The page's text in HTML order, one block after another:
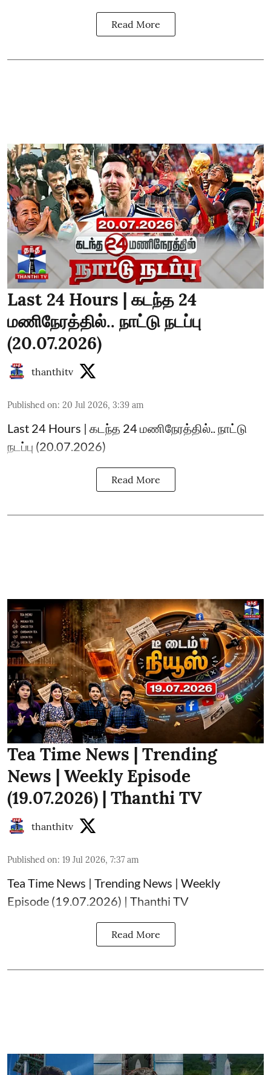
Read More
Last 24 Hours | கடந்த 24
மணிநேரத்தில்.. நாட்டு நடப்பு
(20.07.2026)
thanthitv
Published on: 20 Jul 2026, 3:39 am
Last 24 Hours | கடந்த 24 மணிநேரத்தில்.. நாட்டு
நடப்பு (20.07.2026)
Read More
Tea Time News | Trending
News | Weekly Episode
(19.07.2026) | Thanthi TV
thanthitv
Published on: 19 Jul 2026, 7:37 am
Tea Time News | Trending News | Weekly
Episode (19.07.2026) | Thanthi TV
Read More